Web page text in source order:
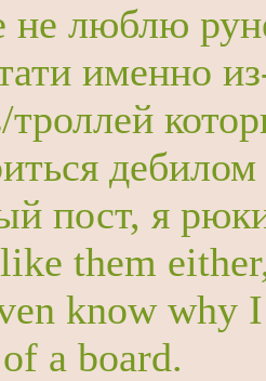
не люблю
именно
троллей
дебилом
пост, я
them
know why
a board.